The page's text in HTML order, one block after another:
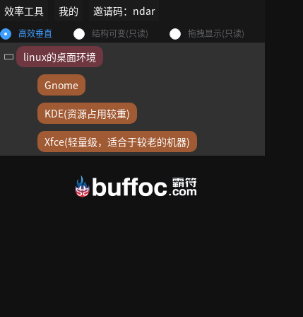
效率工具 我的 邀请码：ndar
高效垂直 结构可变(只读) 拖拽显示(只读)
linux的桌面环境
Gnome
KDE(资源占用较重)
Xfce(轻量级，适合于较老的机器)